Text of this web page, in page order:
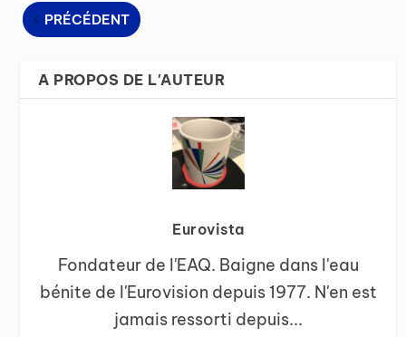
PRÉCÉDENT
A PROPOS DE L'AUTEUR
Eurovista
Fondateur de l'EAQ. Baigne dans l'eau
bénite de l'Eurovision depuis 1977. N'en est
jamais ressorti depuis...